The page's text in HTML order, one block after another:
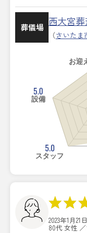
葬儀場 西大宮
（さいたま
お迎
5.0
スタッフ
5.0
設備
2023年1月21日
80代 女性